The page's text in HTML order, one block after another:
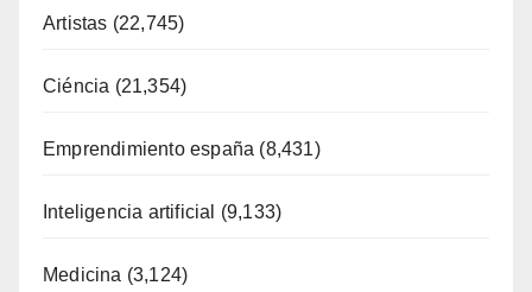
Artistas (22,745)
Ciéncia (21,354)
Emprendimiento españa (8,431)
Inteligencia artificial (9,133)
Medicina (3,124)